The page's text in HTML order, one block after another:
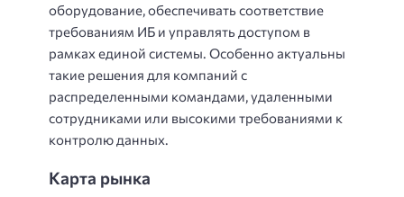
оборудование, обеспечивать соответствие
требованиям ИБ и управлять доступом в
рамках единой системы. Особенно актуальны
такие решения для компаний с
распределенными командами, удаленными
сотрудниками или высокими требованиями к
контролю данных.
Карта рынка